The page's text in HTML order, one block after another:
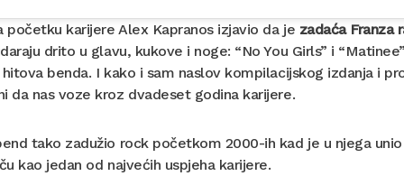
početku karijere Alex Kapranos izjavio da je zadaća Franza
drito u glavu, kukove i noge: “No You Girls” i
benda. I kako i sam naslov kompilacijskog izdanja i
da nas voze kroz dvadeset godina karijere.
tako zadužio rock početkom 2000-ih kad je u njega
kao jedan od najvećih uspjeha karijere.